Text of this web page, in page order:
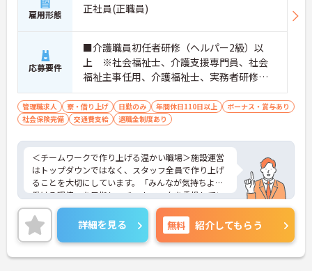
雇用形態 正社員(正職員)
応募要件
■介護職員初任者研修（ヘルパー2級）以
上 ※社会福祉士、介護支援専門員、社会
福祉主事任用、介護福祉士、実務者研修歓
迎 ■管理職、生活相談員、サービス提供責
任者、またはそれらに類する職種での業務
経験をお持ちの方 ■普通自動車免許（AT
管理職求人 寮・借り上げ 日勤のみ 年間休日110日以上
ボーナス・賞与あり
社会保険完備
交通費支給 退職金制度あり
＜チームワークで作り上げる温かい職場＞施設運営
はトップダウンではなく、スタッフ全員で作り上げ
ることを大切にしています。「みんなが気持ちよく
働ける環境」を目指し、チームワークを重視してい
るのが特徴です。裁量が大きく任される部分も多い
ため、アイデアや気配りがダイレクトに施設の雰囲
気を良くし、スタッフの笑顔につながるやりがいを
感じられます。
＜学びを応援！充実の研修と資格手当＞「管理職専
詳細を見る 無料 紹介してもらう